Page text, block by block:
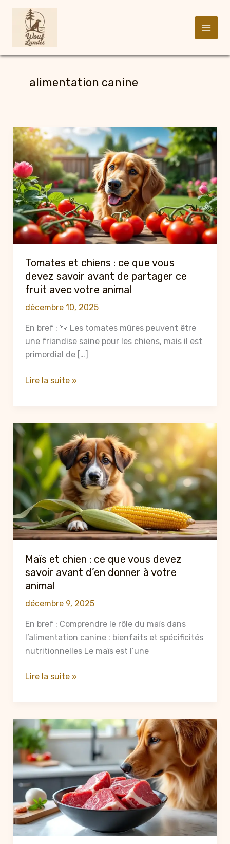
Aller
contenualimentation canine
Tomates et chiens : ce que vous
devez savoir avant de partager ce
fruit avec votre animal
décembre 10, 2025
En bref : 🐾 Les tomates mûres peuvent être
une friandise saine pour les chiens, mais il est
primordial de […]
Tomates
ce
que
vous
devez
savoir
avant
de
partager
ce
fruit
votre
Lire la suite »
Maïs et chien : ce que vous devez
savoir avant d’en donner à votre
animal
décembre 9, 2025
En bref : Comprendre le rôle du maïs dans
l’alimentation canine : bienfaits et spécificités
nutritionnelles Le maïs est l’une
Maïs
ce
que
vous
devez
savoir
avant
d’en
donner
à
Lire la suite »